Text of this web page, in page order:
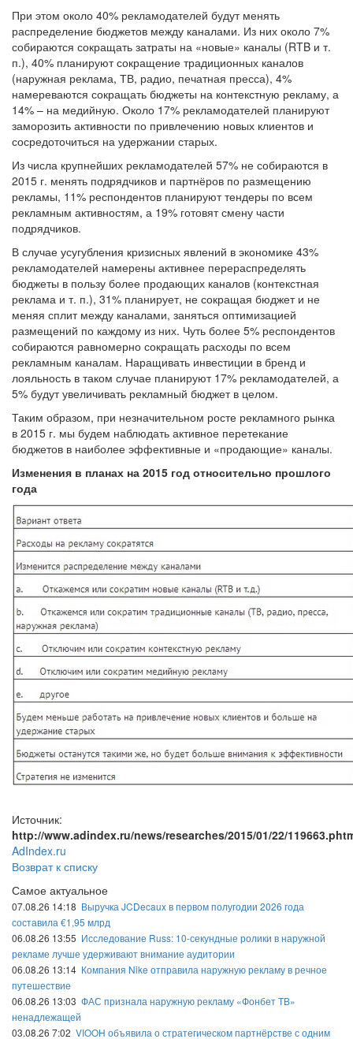
При этом около 40% рекламодателей будут менять
распределение бюджетов между каналами. Из них около 7%
собираются сокращать затраты на «новые» каналы (RTB и т.
п.), 40% планируют сокращение традиционных каналов
(наружная реклама, ТВ, радио, печатная пресса), 4%
намереваются сокращать бюджеты на контекстную рекламу, а
14% – на медийную. Около 17% рекламодателей планируют
заморозить активности по привлечению новых клиентов и
сосредоточиться на удержании старых.
Из числа крупнейших рекламодателей 57% не собираются в
2015 г. менять подрядчиков и партнёров по размещению
рекламы, 11% респондентов планируют тендеры по всем
рекламным активностям, а 19% готовят смену части
подрядчиков.
В случае усугубления кризисных явлений в экономике 43%
рекламодателей намерены активнее перераспределять
бюджеты в пользу более продающих каналов (контекстная
реклама и т. п.), 31% планирует, не сокращая бюджет и не
меняя сплит между каналами, заняться оптимизацией
размещений по каждому из них. Чуть более 5% респондентов
собираются равномерно сокращать расходы по всем
рекламным каналам. Наращивать инвестиции в бренд и
лояльность в таком случае планируют 17% рекламодателей, а
5% будут увеличивать рекламный бюджет в целом.
Таким образом, при незначительном росте рекламного рынка
в 2015 г. мы будем наблюдать активное перетекание
бюджетов в наиболее эффективные и «продающие» каналы.
Изменения в планах на 2015 год относительно прошлого
года
Источник:
http://www.adindex.ru/news/researches/2015/01/22/
AdIndex.ru
Возврат к списку
Самое актуальное
07.08.26 14:18 Выручка JCDecaux в первом полугодии 2026 года
составила €1,95 млрд
06.08.26 13:55 Исследование Russ: 10-секундные ролики в наружной
рекламе лучше удерживают внимание аудитории
06.08.26 13:14 Компания Nike отправила наружную рекламу в речное
путешествие
06.08.26 13:03 ФАС признала наружную рекламу «Фонбет ТВ»
ненадлежащей
03.08.26 7:02 VIOOH объявила о стратегическом партнёрстве с одним